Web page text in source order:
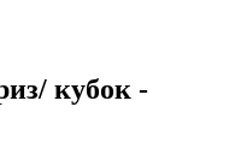
кубок -